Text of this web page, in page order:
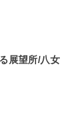
展望所/八女